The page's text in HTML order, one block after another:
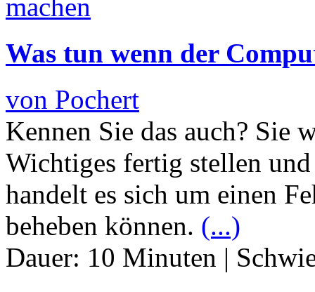
Was tun wenn der
von Pochert
Kennen Sie das auch? Sie
Wichtiges fertig stellen
handelt es sich um einen
beheben können. (...)
Dauer: 10 Minuten |